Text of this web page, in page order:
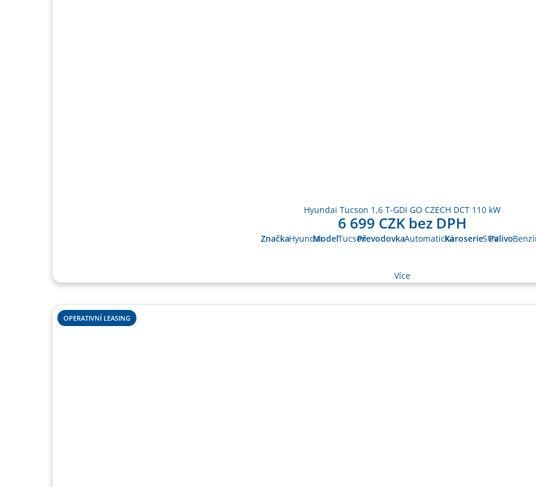
Hyundai Tucson 1,6 T-GDI GO CZECH DCT 110 kW
6 699 CZK bez DPH
ZnačkaHyundaiModelTucsonPřevodovkaAutomatickáKaroserieSUV
Palivo
Více
OPERATIVNÍ LEASING